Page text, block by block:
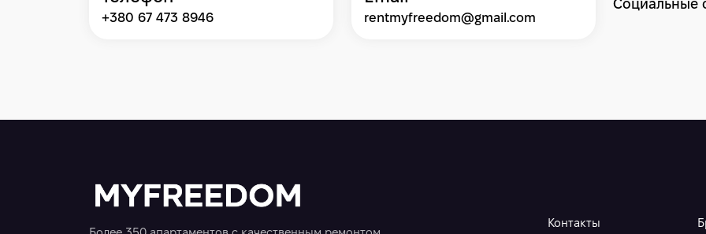
+380 67 473 8946 rentmyfreedom@gmail.com
Социальные
Контакты